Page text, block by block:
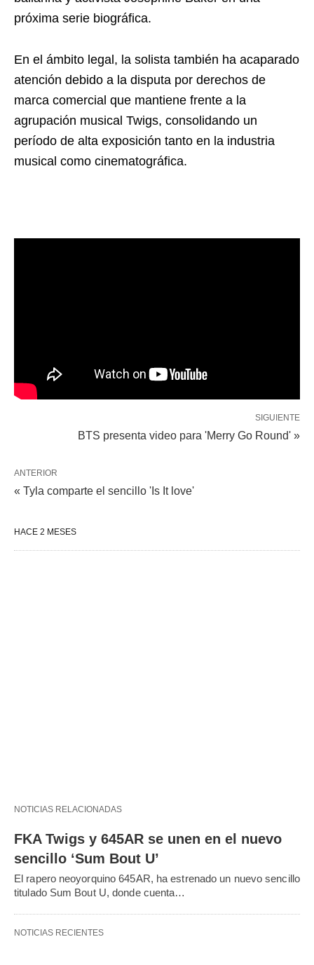
próxima serie biográfica.
En el ámbito legal, la solista también ha acaparado
atención debido a la disputa por derechos de
marca comercial que mantiene frente a la
agrupación musical Twigs, consolidando un
período de alta exposición tanto en la industria
musical como cinematográfica.
SIGUIENTE
BTS presenta video para 'Merry Go Round' »
ANTERIOR
« Tyla comparte el sencillo 'Is It love'
HACE 2 MESES
NOTICIAS RELACIONADAS
FKA Twigs y 645AR se unen en el nuevo
sencillo ‘Sum Bout U’
El rapero neoyorquino 645AR, ha estrenado un nuevo sencillo
titulado Sum Bout U, donde cuenta…
NOTICIAS RECIENTES